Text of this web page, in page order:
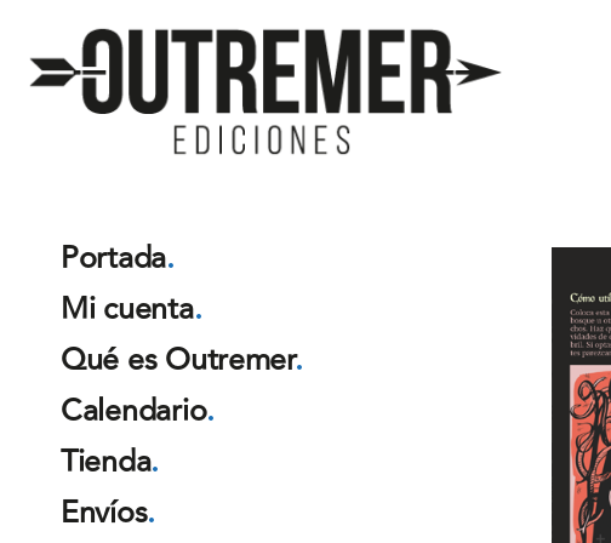
Portada.
Mi cuenta.
Qué es Outremer.
Calendario.
Tienda.
Envíos.